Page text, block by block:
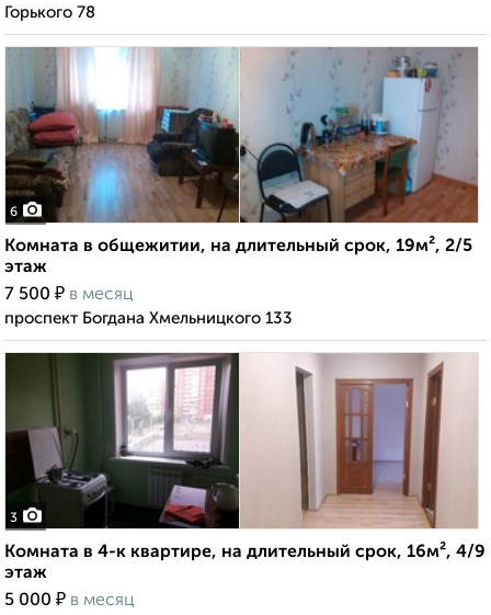
Горького 78
6
Комната в общежитии, на длительный срок, 19м², 2/5
этаж
7 500 ₽ в месяц
проспект Богдана Хмельницкого 133
3
Комната в 4-к квартире, на длительный срок, 16м², 4/9
этаж
5 000 ₽ в месяц